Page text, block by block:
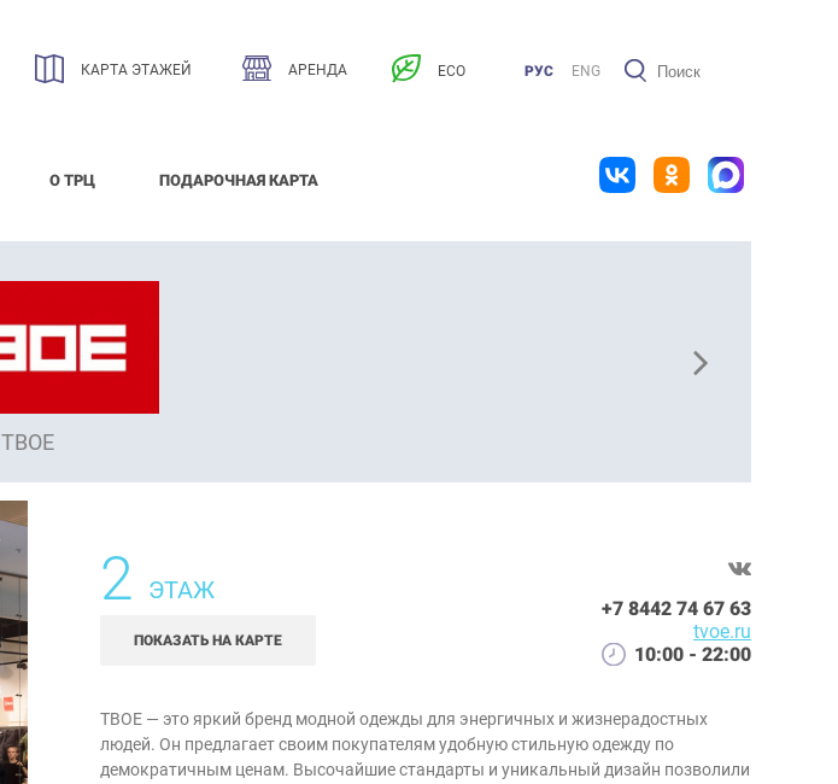
КАРТА ЭТАЖЕЙ АРЕНДА ECO РУС ENG
О ТРЦ ПОДАРОЧНАЯ КАРТА
ТВОЕ
2 ЭТАЖ
ПОКАЗАТЬ НА КАРТЕ
+7 8442 74 67 63
tvoe.ru
10:00 - 22:00
ТВОЕ — это яркий бренд модной одежды для энергичных и жизнерадостных
людей. Он предлагает своим покупателям удобную стильную одежду по
демократичным ценам. Высочайшие стандарты и уникальный дизайн позволили